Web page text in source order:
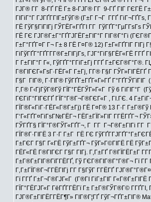
ГЈГ® Г­Г 8-ГҐ ГЁ Г± 8-ГЈГ® Г­Г 9-ГҐ ГІГ ГЄГЁ
ГІГіГ°Г ГЈГҐГ­ГІГ±ГўГ® (Г±Г Г¬Г Г­ГҐ ГіГ¬ГҐГѕ,
ГЁ ГўГ§ГїГІГј ГЎГЁГ«ГҐГІ Г­Г ГўГҐГ°ГµГ­ГѕГѕ
ГЁ ГЄ ГЈГ®Г±Г°ГҐГЈГЁГ±ГІГ°Г ГІГ®Г°Гі
Г±Г°ГҐГ¤Г Г¬ Г± 8 ГЁ Г¤Г® 12) Г±Г«ГҐГІГ ГІГј
ГіГўГҐГ°ГҐГ­Г­Г®Г±ГІГјГѕ, ГЈГ°ГіГ§ГЁГ«ГЁ
Г Г±ГІГ°Г Г«, ГўГҐГ°Г­ГіГ±Гј Г­ГҐ
Г®ГІГЄГ«ГѕГ·ГЁГ«Г Г±Гј, Г­Г® Г§Г
Г§Г ГІГ®, Г·ГІГ® ГўГҐГ±ГҐГ«Г»ГҐ
Г‚Г® Г‹ГјГўГ®Гў ГЇГ°ГЁГЎГ»Г«Г Гў 6 ГіГІГ°Г
ГЄГіГ°ГІГЄГҐ ГЇГ°Г®Г¬Г®ГЄГ«Г , ГІ.ГЄ. 4
ГЇГ®Г«ГіГ·ГЁГ«Г®Г±Гј) ГЁ Г¤Г® 13 Г·Г
Г‘Г«ГҐГ¤ГіГѕГ№ГЁГ¬ ГЁГ±ГЇГ»ГІГ Г­ГЁГҐГ¬
ГЎГҐГ§ ГЇГ°Г®ГЎГ«ГҐГ¬, Г Г­Г Г¬Г®Г±ГІГі Г­Г
ГЇГ®Г·ГІГЁ 3 Г·Г Г±Г ГЁ ГЄ
Г±ГЄГ Г§Г Г«ГЁ ГўГ±ГҐГ¬ ГўГ»Г©ГІГЁ ГЁ
ГЁГ«ГЁ Г®ГІГЄГ Г§Г ГІГј. Г‚Г±ГҐ Г®ГЇГЁГ±Г
Г±Г®Г±ГІГ®ГїГ­ГЁГҐ, Гў ГЄГ®ГІГ®Г°Г®Г¬ Гї
Г‚Г±ГЇГ®Г¬Г­ГЁГІГј Г­Г Г§ГўГ Г­ГЁГҐ
Гї Г­ГҐ Г±Г¬Г®ГЈГ«Г (Г®ГІ ГіГ±ГІГ
ГЇГ°ГЁГЈГ«Г ГёГҐГ­ГЁГї Г± Г±Г®ГЎГ®Г©
ГЈГ®Г±ГІГЁГ­ГЁГ¶Г» ГІГ®Г¦ГҐ ГўГ¬ГҐГ±ГІГ®